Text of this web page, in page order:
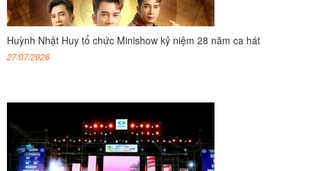
Huỳnh Nhật Huy tổ chức Minishow kỷ niệm 28 năm ca hát
27/07/2026